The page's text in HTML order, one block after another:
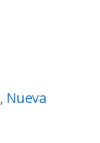
, Nueva